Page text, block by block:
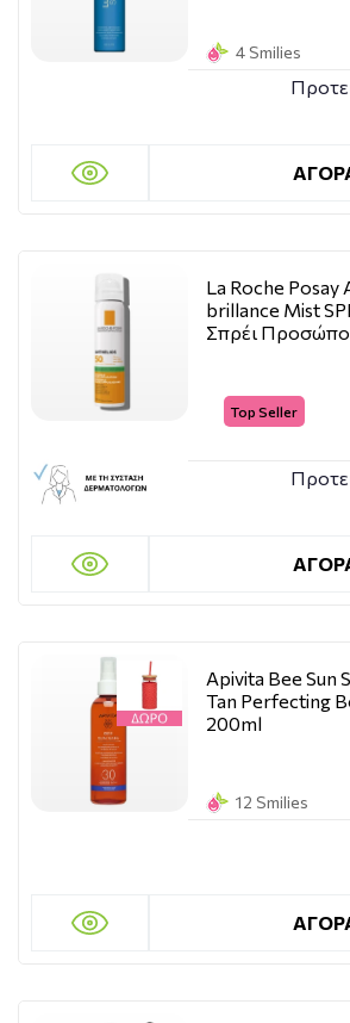
4 Smilies
La Roche
brillance Mist
Σπρέι
Top Seller
Apivita Bee Sun
Tan Perfecting
200ml
12 Smilies